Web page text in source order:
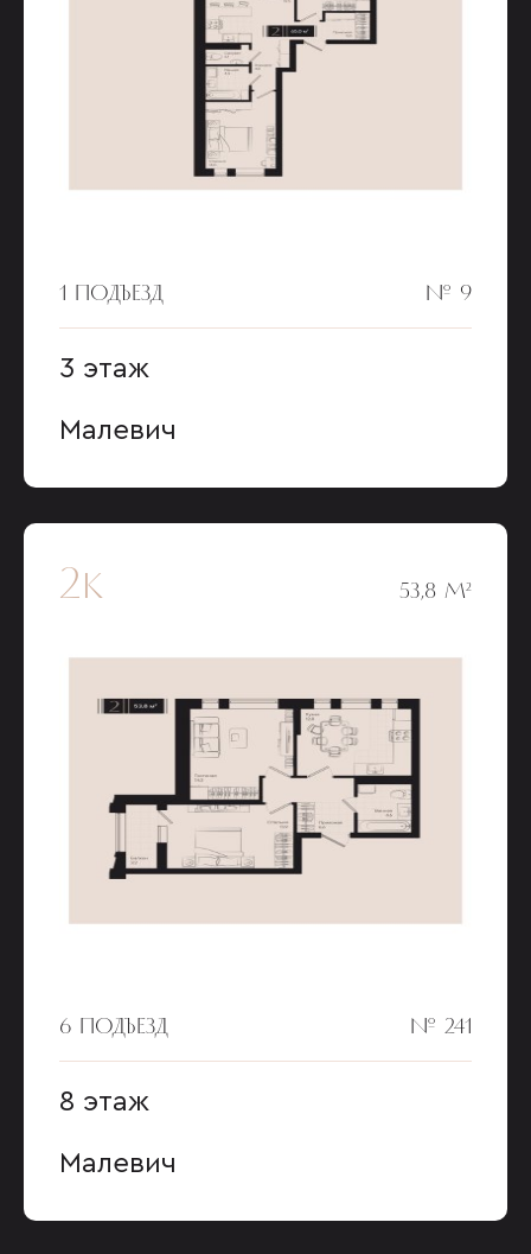
1 ПОДЪЕЗД № 9
3 этаж
Малевич
2к 53,8 М²
6 ПОДЪЕЗД № 241
8 этаж
Малевич